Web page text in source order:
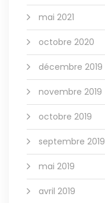
mai 2021
octobre 2020
décembre 2019
novembre 2019
octobre 2019
septembre 2019
mai 2019
avril 2019